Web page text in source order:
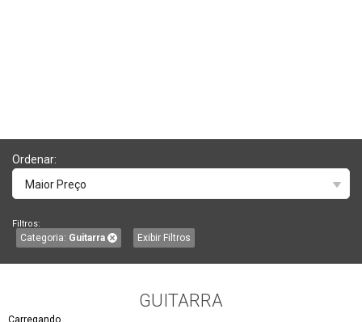
Ordenar:
Maior Preço
Filtros:
Categoria: Guitarra Exibir Filtros
GUITARRA
Carregando...